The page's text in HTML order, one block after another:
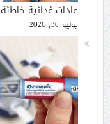
عادات غذائية
يوليو 30, 2026